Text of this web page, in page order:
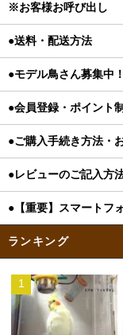
※お客様お呼び出し
●送料・配送方法
●モデル鳥さん募集中！
●会員登録・ポイント
●ご購入手続き方法・
●レビューのご記入方
●【重要】スマートフ
ランキング
1